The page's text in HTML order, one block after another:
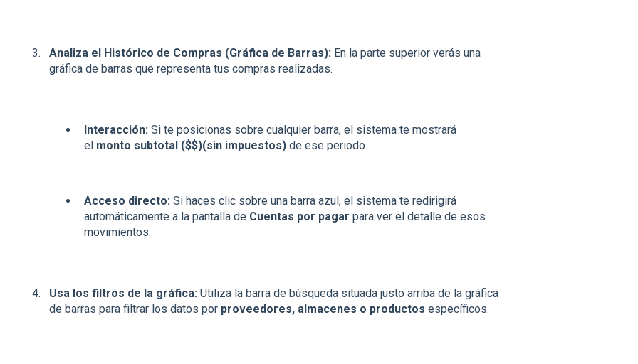
Analiza el Histórico de Compras (Gráfica de Barras): En la parte superior verás una
gráfica de barras que representa tus compras realizadas.
Interacción:Si te posicionas sobre cualquier barra, el sistema te mostrará
el monto subtotal ($$)(sin impuestos)de ese periodo.
Acceso directo: Si haces clic sobre una barra azul, el sistema te redirigirá
automáticamente a la pantalla de Cuentas por pagar para ver el detalle de esos
movimientos.
Usa los filtros de la gráfica:Utiliza la barra de búsqueda situada justo arriba de la gráfica
de barras para filtrar los datos por proveedores, almacenes o productos específicos.